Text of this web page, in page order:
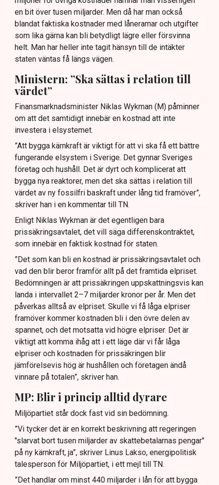
en bit över tusen miljarder. Men då har man också
blandat faktiska kostnader med låneramar och utgifter
som lika gärna kan bli betydligt lägre eller försvinna
helt. Man har heller inte tagit hänsyn till de intäkter
staten väntas få längs vägen.
Ministern: ”Ska sättas i relation till
värdet”
Finansmarknadsminister Niklas Wykman (M) påminner
om att det samtidigt innebär en kostnad att inte
investera i elsystemet.
”Att bygga kärnkraft är viktigt för att vi ska få ett bättre
fungerande elsystem i Sverige. Det gynnar Sveriges
företag och hushåll. Det är dyrt och komplicerat att
bygga nya reaktorer, men det ska sättas i relation till
värdet av ny fossilfri baskraft under lång tid framöver”,
skriver han i en kommentar till TN.
Enligt Niklas Wykman är det egentligen bara
prissäkringsavtalet, det vill säga differenskontraktet,
som innebär en faktisk kostnad för staten.
”Det som kan bli en kostnad är prissäkringsavtalet och
vad den blir beror framför allt på det framtida elpriset.
Bedömningen är att prissäkringen uppskattningsvis kan
landa i intervallet 2–7 miljarder kronor per år. Men det
påverkas alltså av elpriset. Skulle vi få låga elpriser
framöver kommer kostnaden bli i den övre delen av
spannet, och det motsatta vid högre elpriser. Det är
viktigt att komma ihåg att i ett läge där vi får låga
elpriser och kostnaden för prissäkringen blir
jämförelsevis hög är hushållen och företagen ändå
vinnare på totalen”, skriver han.
MP: Blir i princip alltid dyrare
Miljöpartiet står dock fast vid sin bedömning.
”Vi tycker det är en korrekt beskrivning att regeringen
"slarvat bort tusen miljarder av skattebetalarnas pengar"
på ny kärnkraft, ja”, skriver Linus Lakso, energipolitisk
talesperson för Miljöpartiet, i ett mejl till TN.
”Det handlar om minst 440 miljarder i lån för att bygga